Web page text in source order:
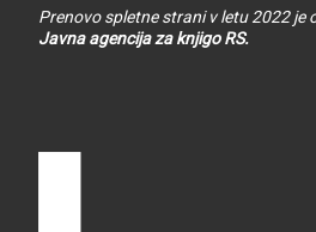
Prenovo spletne strani v letu 2022 je
Javna agencija za knjigo RS.